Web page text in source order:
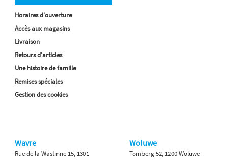
Horaires d'ouverture
Accès aux magasins
Livraison
Retours d'articles
Une histoire de famille
Remises spéciales
Gestion des cookies
Wavre
Rue de la Wastinne 15, 1301
Woluwe
Tomberg 52, 1200 Woluwe